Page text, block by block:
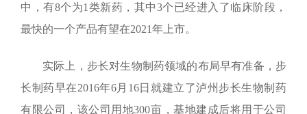
中，有8个为1 类新药，其中3个已经进入了临床阶段，
最快的一个产品有望在2021年上市。
实际上，步长对生物制药领域的布局早有准备，步
长制药早在2016年6月 16日就建立了泸州步长生物制药
有限公司，该公司用地300亩，基地建成后将用于公司